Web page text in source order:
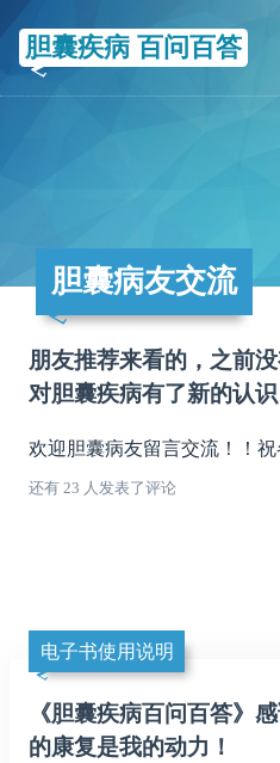
胆囊疾病 百问百答
胆囊病友交流
朋友推荐来看的，之前
对胆囊疾病有了新的认
欢迎胆囊病友留言交流！！
还有 23 人发表了评论
电子书使用说明
《胆囊疾病百问百答》
的康复是我的动力！